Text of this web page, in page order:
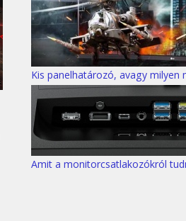
Kis panelhatározó, avagy milyen
Amit a monitorcsatlakozókról